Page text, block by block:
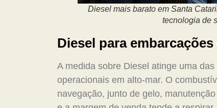
Diesel mais barato em Santa
tecnologia de
Diesel para
A medida sobre Diesel atinge uma
operacionais em alto-mar. O
navegação, junto de gelo,